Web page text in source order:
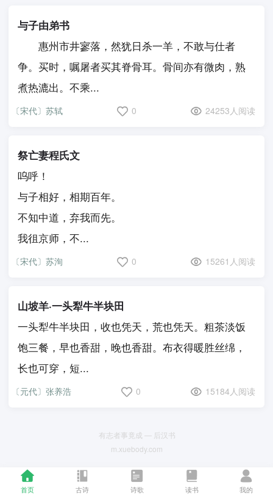
首页 古诗 诗歌 读书 我的
与子由弟书
惠州市井寥落，然犹日杀一羊，不敢与仕者
争。买时，嘱屠者买其脊骨耳。骨间亦有微肉，熟
煮热漉出。不乘...
〔宋代〕苏轼 0 24253人阅读
祭亡妻程氏文
呜呼！
与子相好，相期百年。
不知中道，弃我而先。
我徂京师，不...
〔宋代〕苏洵 0 15261人阅读
山坡羊·一头犁牛半块田
一头犁牛半块田，收也凭天，荒也凭天。粗茶淡饭
饱三餐，早也香甜，晚也香甜。布衣得暖胜丝绵，
长也可穿，短...
〔元代〕张养浩 0 15184人阅读
有志者事竟成 — 后汉书
m.xuebody.com